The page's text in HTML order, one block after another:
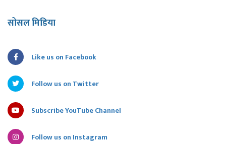
सोसल मिडिया
Like us on Facebook
Follow us on Twitter
Subscribe YouTube Channel
Follow us on Instagram